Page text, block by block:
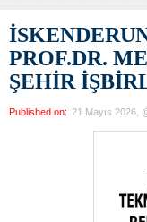
PROF.DR.
ŞEHİR
Published on: 21 Mayıs 2026,